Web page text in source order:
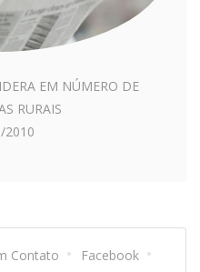
EM NÚMERO DE
RURAIS
2010
Contato
Facebook